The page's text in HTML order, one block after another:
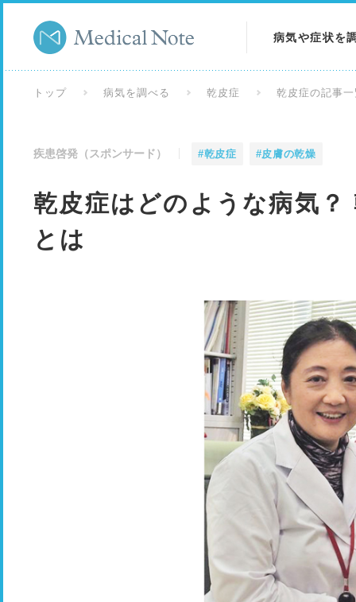
病気や症状を
検査を調べる
トップ 病気を調べる 乾皮症 乾皮症の記事一
疾患啓発（スポンサード） #乾皮症 #皮膚の乾燥
乾皮症はどのような病気
とは